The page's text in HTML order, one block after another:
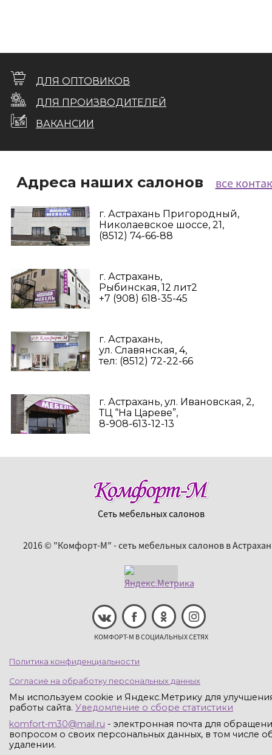
ДЛЯ ОПТОВИКОВ
ДЛЯ ПРОИЗВОДИТЕЛЕЙ
ВАКАНСИИ
Адреса наших салонов все
г. Астрахань Пригородный,
Николаевское шоссе, 21,
(8512) 74-66-88
г. Астрахань,
Рыбинская, 12 лит2
+7 (908) 618-35-45‬
г. Астрахань,
ул. Славянская, 4,
тел: (8512) 72-22-66
г. Астрахань, ул. Ивановская, 2,
ТЦ “На Цареве”,
8-908-613-12-13
Сеть мебельных салонов
2016 © "Комфорт-М" - сеть мебельных салонов в
КОМФОРТ-М В СОЦИАЛЬНЫХ СЕТЯХ
Политика конфиденциальности
Согласие на обработку персональных данных
Мы используем cookie и Яндекс.Метрику для
работы сайта. Уведомление о сборе статистики
komfort-m30@mail.ru - электронная почта для
вопросом о своих персональных данных, в том числе
удалении.